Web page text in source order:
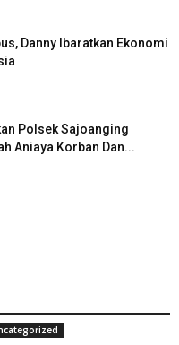
Danny Ibaratkan Ekonomi
Polsek Sajoanging
Aniaya Korban Dan...